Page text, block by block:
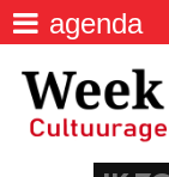
agenda
locaties
agenda